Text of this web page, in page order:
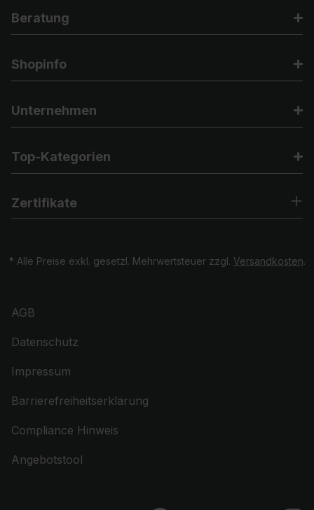
Beratung
Shopinfo
Unternehmen
Top-Kategorien
Zertifikate
* Alle Preise exkl. gesetzl. Mehrwertsteuer zzgl. Versandkosten.
AGB
Datenschutz
Impressum
Barrierefreiheitserklärung
Compliance Hinweis
Angebotstool